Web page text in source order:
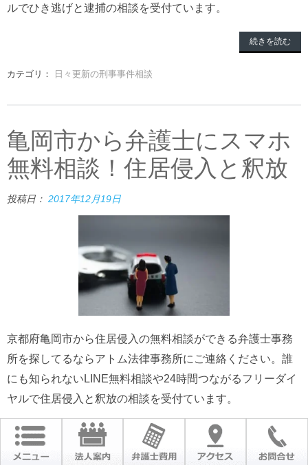
ルでひき逃げと逮捕の相談を受付ています。
続きを読む
カテゴリ： 日々更新の刑事事件相談
亀岡市から弁護士にスマホ
無料相談！住居侵入と釈放
投稿日： 2017年12月19日
京都府亀岡市から住居侵入の無料相談ができる弁護士事務
所を探してるならアトム法律事務所にご連絡ください。誰
にも知られないLINE無料相談や24時間つながるフリーダイ
ヤルで住居侵入と釈放の相談を受付ています。
続きを読む